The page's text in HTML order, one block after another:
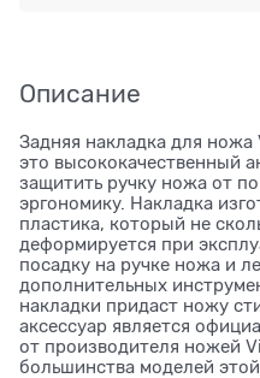
Описание
Задняя накладка для
это высококачественный
защитить ручку ножа от
эргономику. Накладка
пластика, который не
деформируется при
посадку на ручке ножа и
дополнительных
накладки придаст ножу
аксессуар является
от производителя ножей
большинства моделей этой